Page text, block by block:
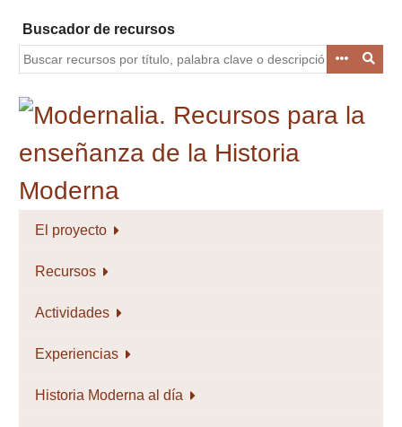
contenido
principal
Buscador de recursos
El proyecto
Recursos
Actividades
Experiencias
Historia Moderna al día